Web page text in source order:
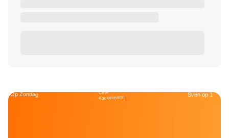
Op Zondag Café
Kockelmann Sven op 1